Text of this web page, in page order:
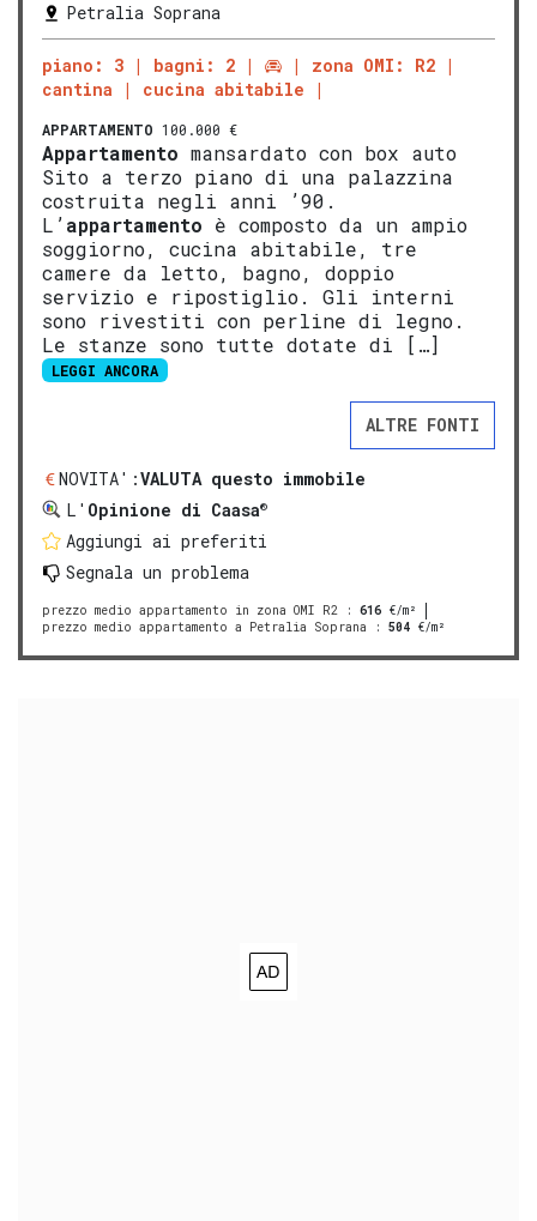
Petralia Soprana
piano: 3 bagni: 2
zona OMI: R2
cantina
cucina abitabile
APPARTAMENTO 100.000 €
Appartamento mansardato con box auto
Sito a terzo piano di una palazzina
costruita negli anni ’90.
L’appartamento è composto da un ampio
soggiorno, cucina abitabile, tre
camere da letto, bagno, doppio
servizio e ripostiglio. Gli interni
sono rivestiti con perline di legno.
Le stanze sono tutte dotate di […]
LEGGI ANCORA
ALTRE FONTI
NOVITA':VALUTA questo immobile
L' Opinione di Caasa®
Aggiungi ai preferiti
Segnala un problema
prezzo medio appartamento in zona OMI R2 : 616 €/m²
prezzo medio appartamento a Petralia Soprana : 504 €/m²